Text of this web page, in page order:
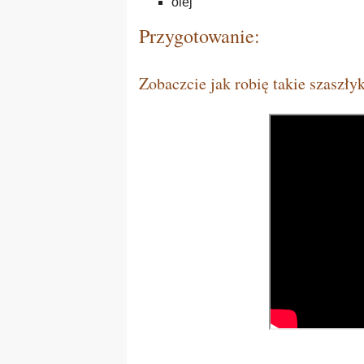
Przygotowanie:
Zobaczcie jak robię takie